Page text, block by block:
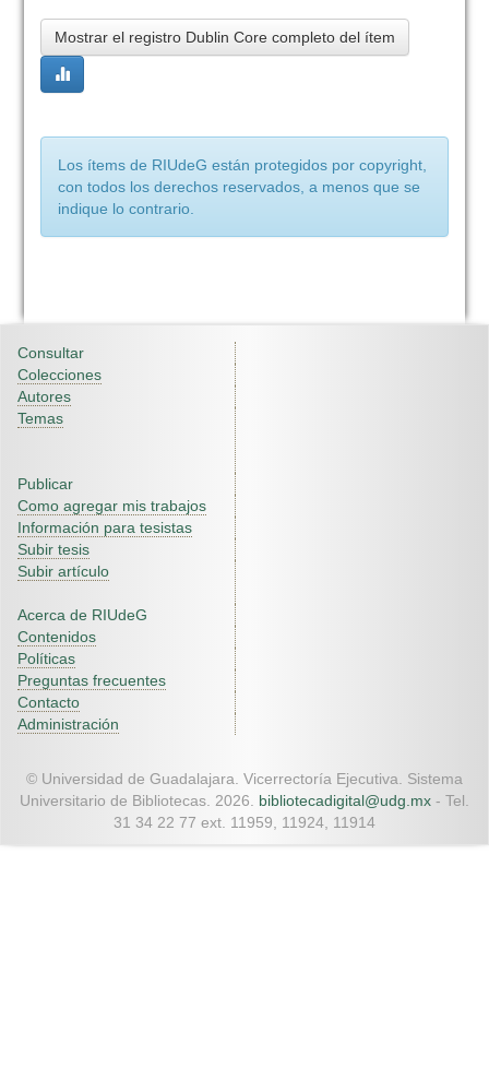
Mostrar el registro Dublin Core completo del ítem
Los ítems de RIUdeG están protegidos por copyright,
con todos los derechos reservados, a menos que se
indique lo contrario.
Consultar
Colecciones
Autores
Temas
Publicar
Como agregar mis trabajos
Información para tesistas
Subir tesis
Subir artículo
Acerca de RIUdeG
Contenidos
Políticas
Preguntas frecuentes
Contacto
Administración
© Universidad de Guadalajara. Vicerrectoría Ejecutiva. Sistema
Universitario de Bibliotecas. 2026. bibliotecadigital@udg.mx - Tel.
31 34 22 77 ext. 11959, 11924, 11914